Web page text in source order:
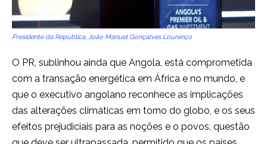
Presidente da República, João Manuel Gonçalves Lourenço
O PR, sublinhou ainda que Angola, está comprometida
com a transação energética em África e no mundo, e
que o executivo angolano reconhece as implicações
das alterações climáticas em torno do globo, e os seus
efeitos prejudiciais para as noções e o povos, questão